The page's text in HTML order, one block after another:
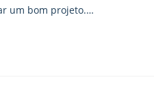
um bom projeto.…